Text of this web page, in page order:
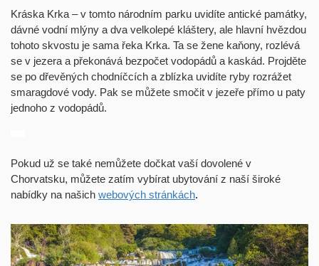
Kráska Krka – v tomto národním parku uvidíte antické památky,
dávné vodní mlýny a dva velkolepé kláštery, ale hlavní hvězdou
tohoto skvostu je sama řeka Krka. Ta se žene kaňony, rozlévá
se v jezera a překonává bezpočet vodopádů a kaskád. Projděte
se po dřevěných chodníčcích a zblízka uvidíte ryby rozrážet
smaragdové vody. Pak se můžete smočit v jezeře přímo u paty
jednoho z vodopádů.
Pokud už se také nemůžete dočkat vaší dovolené v
Chorvatsku, můžete zatím vybírat ubytování z naší široké
nabídky na našich webových stránkách.